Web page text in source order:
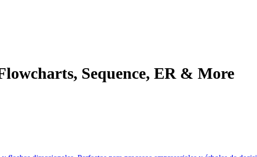
Sequence, ER & More